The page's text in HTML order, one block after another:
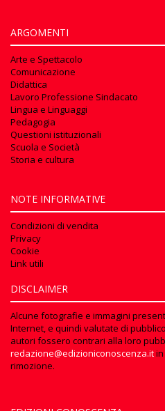
ARGOMENTI
Arte e Spettacolo
Comunicazione
Didattica
Lavoro Professione Sindacato
Lingua e Linguaggi
Pedagogia
Questioni istituzionali
Scuola e Società
Storia e cultura
NOTE INFORMATIVE
Condizioni di vendita
Privacy
Cookie
Link utili
DISCLAIMER
Alcune fotografie e immagini
Internet, e quindi valutate di
autori fossero contrari alla loro
redazione@edizioniconoscenza.it
rimozione.